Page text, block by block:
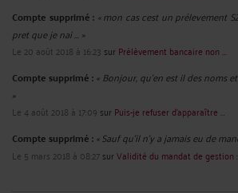
Compte supprimé : « mon cas cest un prélevement
pret que je nai ... »
Le 20 août 2018 à 16:23 sur Prélèvement bancaire non ...
Compte supprimé :« Bonjour, qu'en est il des noms
»
Le 4 août 2018 à 17:09 sur Puis-je refuser d’apparaître ...
Compte supprimé :« Sauf qu'il n'y a jamais eu de
Le 5 mars 2018 à 08:27surValidité du mandat de gestion :